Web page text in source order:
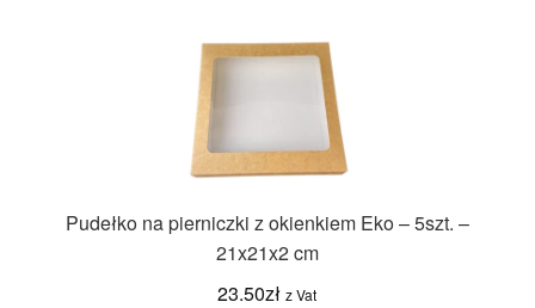
Pudełko na pierniczki z okienkiem Eko – 5szt. –
21x21x2 cm
23.50zł z Vat